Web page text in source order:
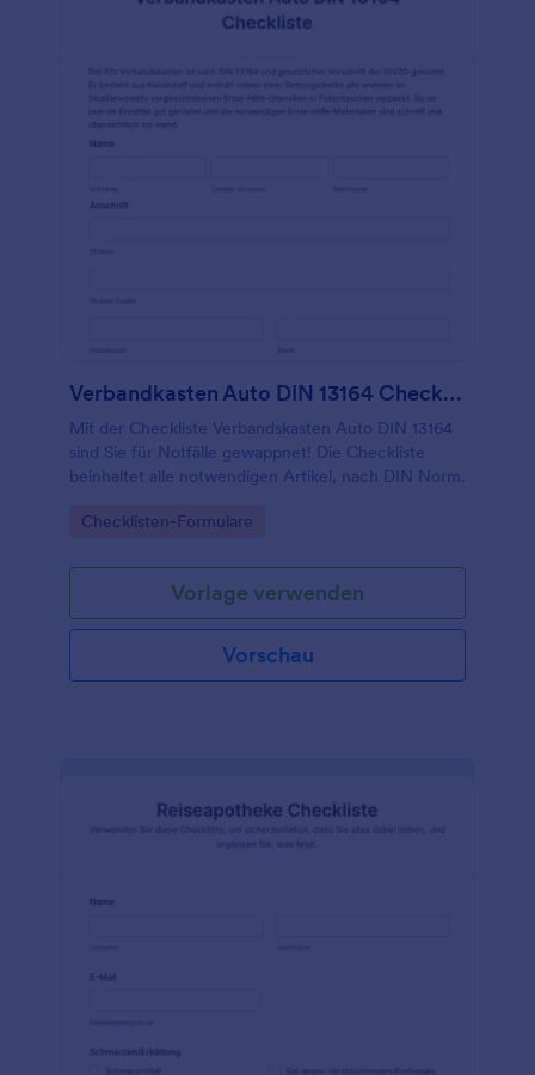
Verbandkasten Auto DIN 13164 Checkliste
Mit der Checkliste Verbandskasten Auto DIN 13164
sind Sie für Notfälle gewappnet! Die Checkliste
beinhaltet alle notwendigen Artikel, nach DIN Norm.
Go to Category:
Checklisten-Formulare
Vorlage verwenden
Vorschau